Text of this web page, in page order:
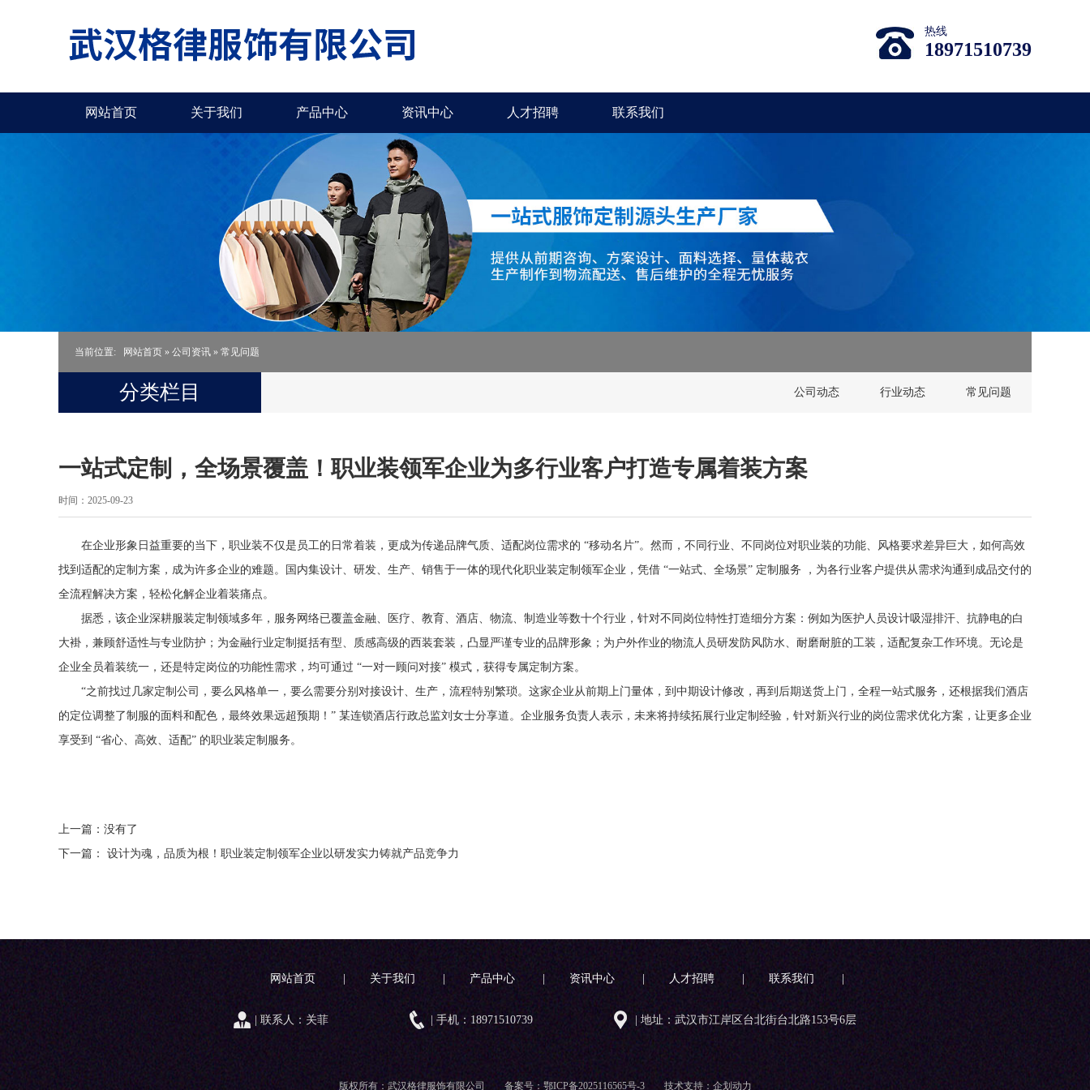
热线
18971510739
网站首页 关于我们 产品中心 资讯中心 人才招聘 联系我们
当前位置: 网站首页 » 公司资讯 » 常见问题
分类栏目 公司动态 行业动态 常见问题
一站式定制，全场景覆盖！职业装领军企业为多行业客户打造专属着装方案
时间：2025-09-23
在企业形象日益重要的当下，职业装不仅是员工的日常着装，更成为传递品牌气质、适配岗位需求的 “移动名片”。然而，不同行业、不同岗位对职业装的功能、风格要求差异巨大，如何高效
找到适配的定制方案，成为许多企业的难题。国内集设计、研发、生产、销售于一体的现代化职业装定制领军企业，凭借 “一站式、全场景” 定制服务 ，为各行业客户提供从需求沟通到成品交付的
全流程解决方案，轻松化解企业着装痛点。
据悉，该企业深耕服装定制领域多年，服务网络已覆盖金融、医疗、教育、酒店、物流、制造业等数十个行业，针对不同岗位特性打造细分方案：例如为医护人员设计吸湿排汗、抗静电的白
大褂，兼顾舒适性与专业防护；为金融行业定制挺括有型、质感高级的西装套装，凸显严谨专业的品牌形象；为户外作业的物流人员研发防风防水、耐磨耐脏的工装，适配复杂工作环境。无论是
企业全员着装统一，还是特定岗位的功能性需求，均可通过 “一对一顾问对接” 模式，获得专属定制方案。
“之前找过几家定制公司，要么风格单一，要么需要分别对接设计、生产，流程特别繁琐。这家企业从前期上门量体，到中期设计修改，再到后期送货上门，全程一站式服务，还根据我们酒店
的定位调整了制服的面料和配色，最终效果远超预期！” 某连锁酒店行政总监刘女士分享道。企业服务负责人表示，未来将持续拓展行业定制经验，针对新兴行业的岗位需求优化方案，让更多企业
享受到 “省心、高效、适配” 的职业装定制服务。
上一篇：没有了
下一篇： 设计为魂，品质为根！职业装定制领军企业以研发实力铸就产品竞争力
网站首页 关于我们 产品中心 资讯中心 人才招聘 联系我们
| 联系人：关菲 | 手机：18971510739 | 地址：武汉市江岸区台北街台北路153号6层
版权所有：武汉格律服饰有限公司 备案号： 鄂ICP备2025116565号-3技术支持： 企划动力